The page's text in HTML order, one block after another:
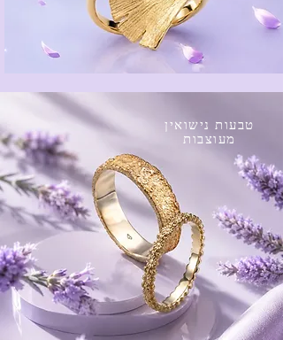
טבעות נישואין
מעוצבות